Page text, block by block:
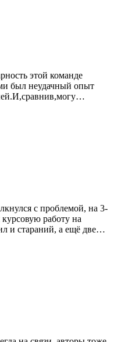
и по очень даже
Теперь буду
этой команде
был неудачный опыт
сразу оговорены и четко
или проблемы,то помощь
спасибо!!!
с проблемой, на 3-
работу на
и стараний, а ещё две
лучшая! Всё
эмоции. Все три работы